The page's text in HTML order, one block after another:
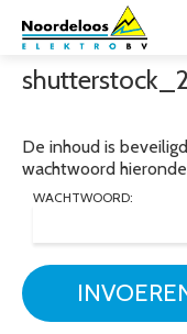
De inhoud is
wachtwoord
WACHTWOORD: